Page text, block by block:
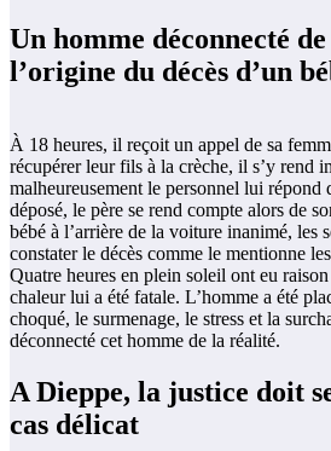
Un homme déconnecté
l’origine du décès d’un
À 18 heures, il reçoit un appel de sa
récupérer leur fils à la crèche, il s’y rend
malheureusement le personnel lui répond
déposé, le père se rend compte alors de
bébé à l’arrière de la voiture inanimé, les
constater le décès comme le mentionne
Quatre heures en plein soleil ont eu
chaleur lui a été fatale. L’homme a été
choqué, le surmenage, le stress et la
déconnecté cet homme de la réalité.
A Dieppe, la justice doit
cas délicat